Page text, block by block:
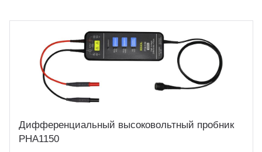
Дифференциальный высоковольтный пробник
PHA1150